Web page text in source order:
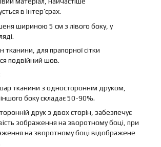
в інтер’єрах.
шириною 5 см з лівого боку, у
тканини, для прапорної сітки
подвійний шов.
тканини з одностороннім друком,
іншого боку складає 50-90%.
друк з двох сторін, забезпечує
зображення на зворотному боці, при
на зворотному боці відображене